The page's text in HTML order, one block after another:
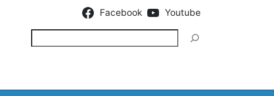
Facebook Youtube